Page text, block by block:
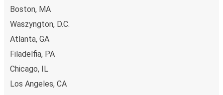
Boston, MA
Waszyngton, D.C.
Atlanta, GA
Filadelfia, PA
Chicago, IL
Los Angeles, CA